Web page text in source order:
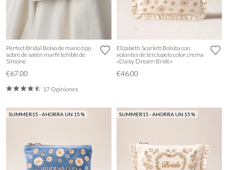
Perfect Bridal Bolso de mano tipo
sobre de satén marfil teñible de
Simone
€67.00
17 Opiniones
Elizabeth Scarlett Bolsita con
volantes de terciopelo color crema
«Daisy Dream Bride»
€46.00
SUMMER15 - AHORRA UN 15 % SUMMER15 - AHORRA UN 15 %